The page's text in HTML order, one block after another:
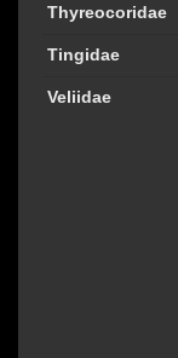
Thyreocoridae
Tingidae
Veliidae